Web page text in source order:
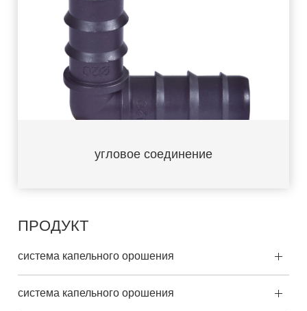
угловое соединение
ПРОДУКТ
система капельного орошения
система капельного орошения